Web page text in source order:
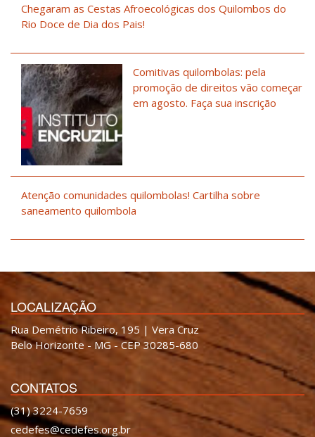
Chegaram as Cestas Afroecológicas dos Quilombos do
Rio Doce de Dia dos Pais!
Comitivas quilombolas: pela
promoção de direitos vão começar
em agosto. Faça sua inscrição
Atenção comunidades quilombolas! Cartilha sobre
saneamento quilombola
LOCALIZAÇÃO
Rua Demétrio Ribeiro, 195 | Vera Cruz
Belo Horizonte - MG - CEP 30285-680
CONTATOS
(31) 3224-7659
cedefes@cedefes.org.br